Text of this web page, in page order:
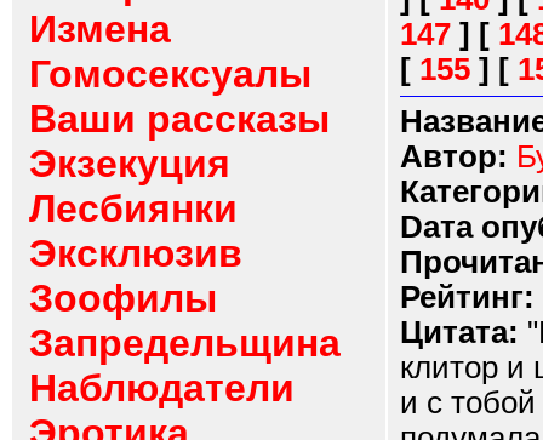
Измена
Гомосексуалы
Ваши рассказы
Экзекуция
Лесбиянки
Эксклюзив
Зоофилы
Запредельщина
Наблюдатели
147 ] [
[ 155 ] [
Автор:
Dата
Рейтинг:
Цитата:
клитор и
и с